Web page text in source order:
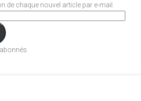
de chaque nouvel article par e-mail.